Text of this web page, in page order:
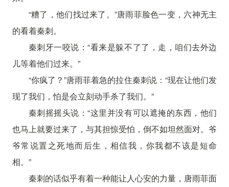
“糟了，他们找过来了。”唐雨菲脸色一变，六神无主
的看着秦刺。
秦刺牙一咬说：“看来是躲不了了，走，咱们去外边
儿等着他们过来。”
“你疯了？”唐雨菲着急的拉住秦刺说：“现在让他们发
现了我们，怕是会立刻动手杀了我们。”
秦刺摇摇头说：“这里并没有可以遮掩的东西，他们
也马上就要过来了，与其担惊受怕，倒不如坦然面对。爷
爷常说置之死地而后生，相信我，你我都不该是短命
相。”
秦刺的话似乎有着一种能让人心安的力量，唐雨菲面